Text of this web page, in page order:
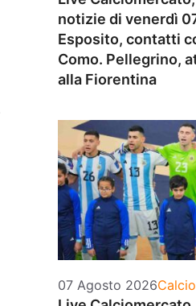
notizie di venerdì
Esposito, contatti
Como. Pellegrino,
alla Fiorentina
07 Agosto 2026Calcio